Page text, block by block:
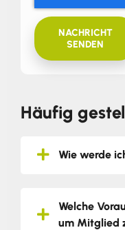
NACHRICHT
SENDEN
Häufig
Wie werde
Welche
um Mitglied